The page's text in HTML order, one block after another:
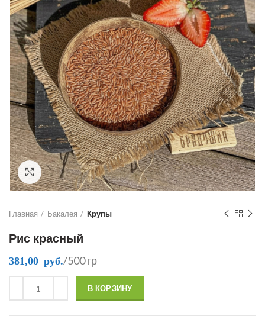
Click to enlarge
Главная Бакалея Крупы
Рис красный
381,00 руб. /500 гр
В КОРЗИНУ